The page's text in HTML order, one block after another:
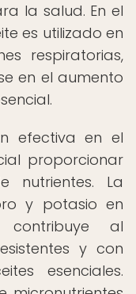
la salud. En el
es utilizado en
respiratorias,
en el aumento
efectiva en el
proporcionar
nutrientes. La
y potasio en
contribuye al
y con
esenciales.